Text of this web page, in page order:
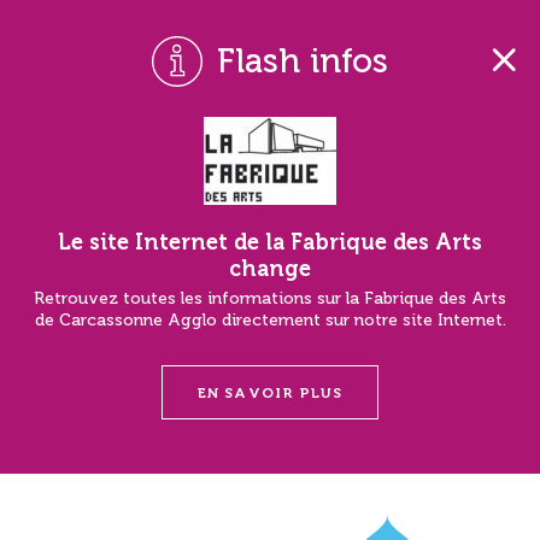
Flash infos
Le site Internet de la Fabrique des Arts
change
Retrouvez toutes les informations sur la Fabrique des Arts
de Carcassonne Agglo directement sur notre site Internet.
EN SAVOIR PLUS